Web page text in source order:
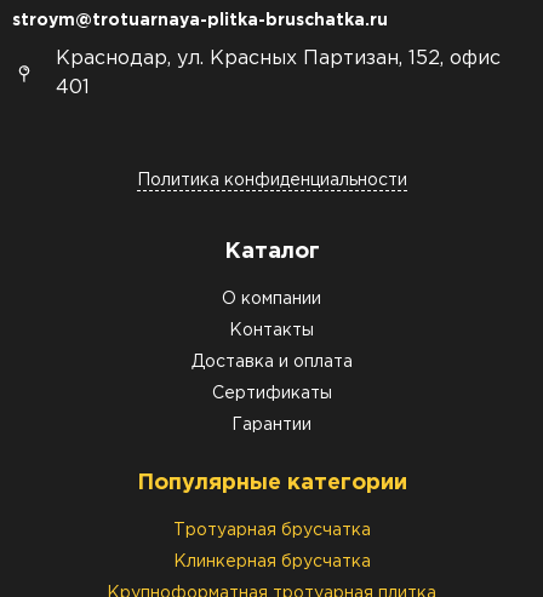
stroym@trotuarnaya-plitka-bruschatka.ru
Краснодар, ул. Красных Партизан, 152, офис
401
Политика конфиденциальности
Каталог
О компании
Контакты
Доставка и оплата
Сертификаты
Гарантии
Популярные категории
Тротуарная брусчатка
Клинкерная брусчатка
Крупноформатная тротуарная плитка